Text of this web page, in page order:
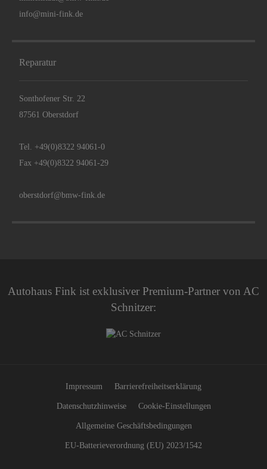
info@mini-fink.de
Reparatur
Sonthofener Str. 22
87561 Oberstdorf
Tel. +49(0)8322 94061-0
Fax +49(0)8322 94061-29
oberstdorf@bmw-fink.de
Autohaus Fink ist exklusiver Premium-Partner von AC
Schnitzer:
Impressum Barrierefreiheitserklärung
Datenschutzhinweise Cookie-Einstellungen
Allgemeine Geschäftsbedingungen
EU-Batterieverordnung (EU) 2023/1542